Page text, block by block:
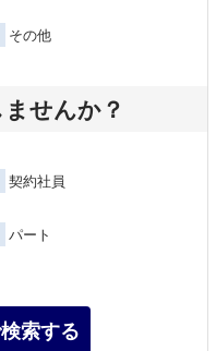
その他
せんか？
契約社員
パート